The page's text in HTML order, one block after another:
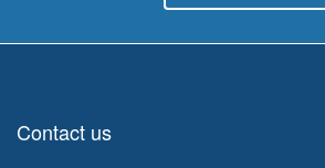
outsourcing project outsourcing companies
Contact us